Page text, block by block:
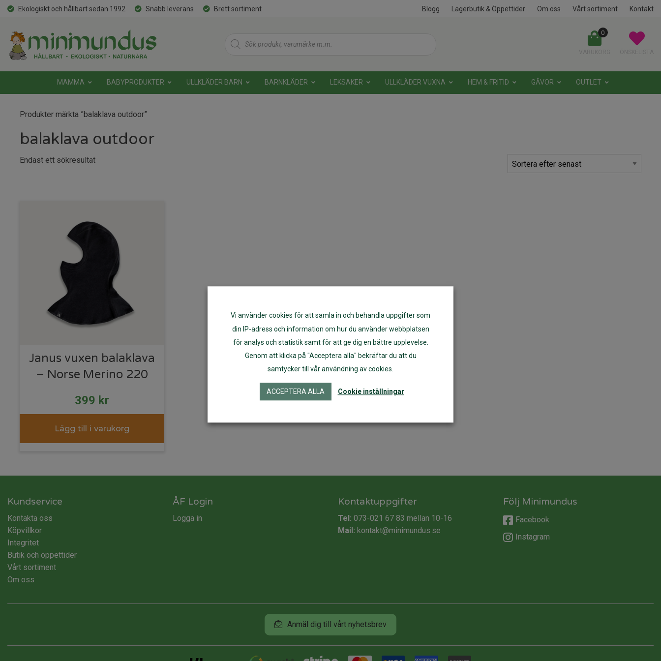
Ekologiskt och hållbart sedan 1992 Snabb leverans Brett sortiment Blogg Lagerbutik & Öppettider Om oss Vårt sortiment Kontakt
Products
search
0
MAMMA BABYPRODUKTER ULLKLÄDER BARN BARNKLÄDER LEKSAKER ULLKLÄDER VUXNA HEM & FRITID GÅVOR OUTLET
Produkter märkta ”balaklava outdoor”
balaklava outdoor
Endast ett sökresultat
Janus vuxen balaklava
– Norse Merino 220
399 kr
Lägg till i varukorg
Kundservice
Kontakta oss
Köpvillkor
Integritet
Butik och öppettider
Vårt sortiment
Om oss
ÅF Login
Logga in
Kontaktuppgifter
Tel: 073-021 67 83 mellan 10-16
Mail: kontakt@minimundus.se
Följ Minimundus
Facebook
Instagram
Anmäl dig till vårt nyhetsbrev
Vi använder cookies för att samla in och behandla uppgifter som
din IP-adress och information om hur du använder webbplatsen
för analys och statistik samt för att ge dig en bättre upplevelse.
Genom att klicka på "Acceptera alla" bekräftar du att du
samtycker till vår användning av cookies.
ACCEPTERA ALLA Cookie inställningar